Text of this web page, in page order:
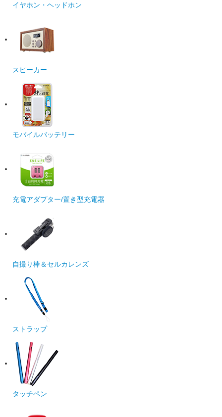
イヤホン・ヘッドホン
スピーカー
モバイルバッテリー
充電アダプター/置き型充電器
自撮り棒＆セルカレンズ
ストラップ
タッチペン